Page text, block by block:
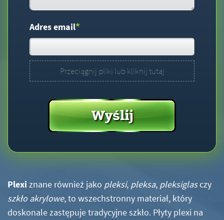
Adres email*
Przeciągnij pliki lub kliknij tutaj
Plexi znane również jako pleksi, pleksa, pleksiglasczy
szkło akrylowe, to wszechstronny materiał, który
doskonale zastępuje tradycyjne szkło. Płyty plexi na